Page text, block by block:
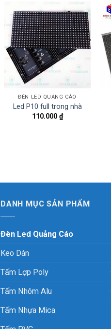
ĐÈN LED QUẢNG CÁO
Led P10 full trong nhà
110.000 ₫
DANH MỤC SẢN PHẨM
Đèn Led Quảng Cáo
Keo Dán
Tấm Lợp Poly
Tấm Nhôm Alu
Tấm Nhựa Mica